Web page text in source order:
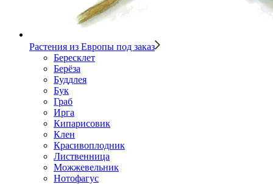
Растения из Европы под заказ
Бересклет
Берёза
Буддлея
Бук
Граб
Ирга
Кипарисовик
Клен
Красивоплодник
Лиственница
Можжевельник
Нотофагус